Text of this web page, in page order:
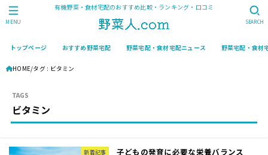
有機野菜・食材宅配のおすすめ比較・ランキング・口コミ
トップページ おすすめ野菜宅配 野菜宅配・食材宅配ニュース 野菜宅配・食材
SEARCH
MENU
HOME タグ : ビタミン
ビタミン
新着記事
子どもの発育に必要な栄養バランス